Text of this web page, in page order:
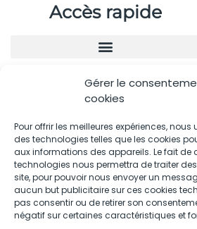
Gérer le
cookies
Pour offrir les meilleures expériences, nous
des technologies telles que les cookies
aux informations des appareils. Le fait de
technologies nous permettra de traiter
site, pour pouvoir nous envoyer un
aucun but publicitaire sur ces cookies
pas consentir ou de retirer son
négatif sur certaines caractéristiques et
Accès rapide
Nous contacter
04.88.08.75.28
contactBT@bleu-tomate.fr
Kit média
Kit média Bleu Tomate